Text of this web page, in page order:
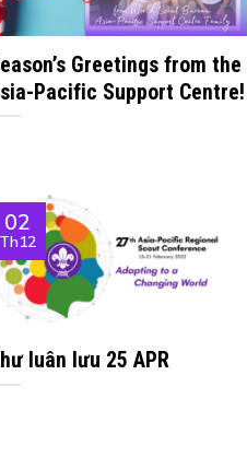
Greetings from the
Pacific Support Centre!
luân lưu 25 APR
02
Th12